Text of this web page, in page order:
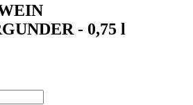
- 0,75 l